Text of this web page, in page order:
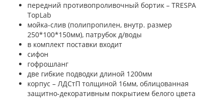
передний противопроливочный бортик – TRESPA
TopLab
мойка-слив (полипропилен, внутр. размер
250*100*150мм), патрубок д/воды
в комплект поставки входит
сифон
гофрошланг
две гибкие подводки длиной 1200мм
корпус – ЛДСтП толщиной 16мм, облицованная
защитно-декоративным покрытием белого цвета